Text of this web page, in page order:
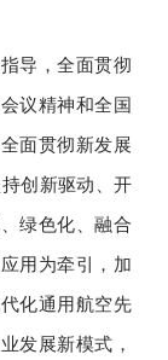
导，全面贯彻
议精神和全国
面贯彻新发展
创新驱动、开
绿色化、融合
用为牵引，加
化通用航空先
发展新模式，